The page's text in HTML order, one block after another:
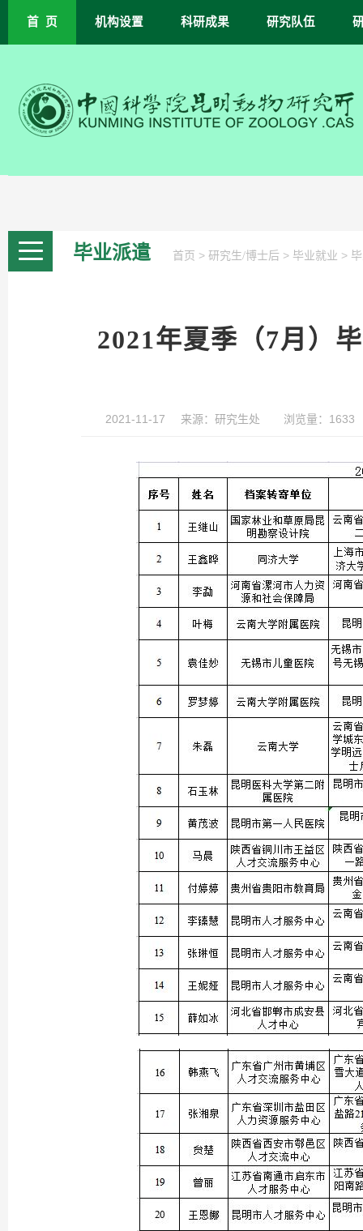
首 页 机构设置 科研成果 研究队伍
毕业派遣 首页 > 研究生/博士后 > 毕业就业 >
2021年夏季（7月）
2021-11-17 来源： 研究生处 浏览量：1633